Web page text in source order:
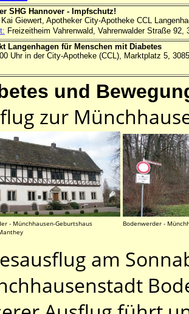
SHG Hannover - Impfschutz!
Giewert, Apotheker City-Apotheke CCL
Freizeitheim Vahrenwald, Vahrenwalder Straße 92,
Langenhagen für Menschen mit Diabetes
Uhr in der City-Apotheke (CCL), Marktplatz 5,
und
zur
- Münchhausen-Geburtshaus
Bodenwerder -
am